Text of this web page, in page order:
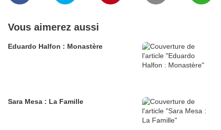
Vous aimerez aussi
Eduardo Halfon : Monastère
Sara Mesa : La Famille